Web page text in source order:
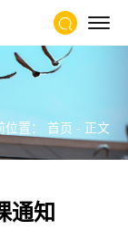
位置： 首页 - 正文
通知